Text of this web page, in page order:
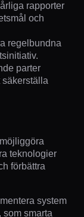
rapporter
och
regelbundna
parter
teknologier
förbättra
system
smarta